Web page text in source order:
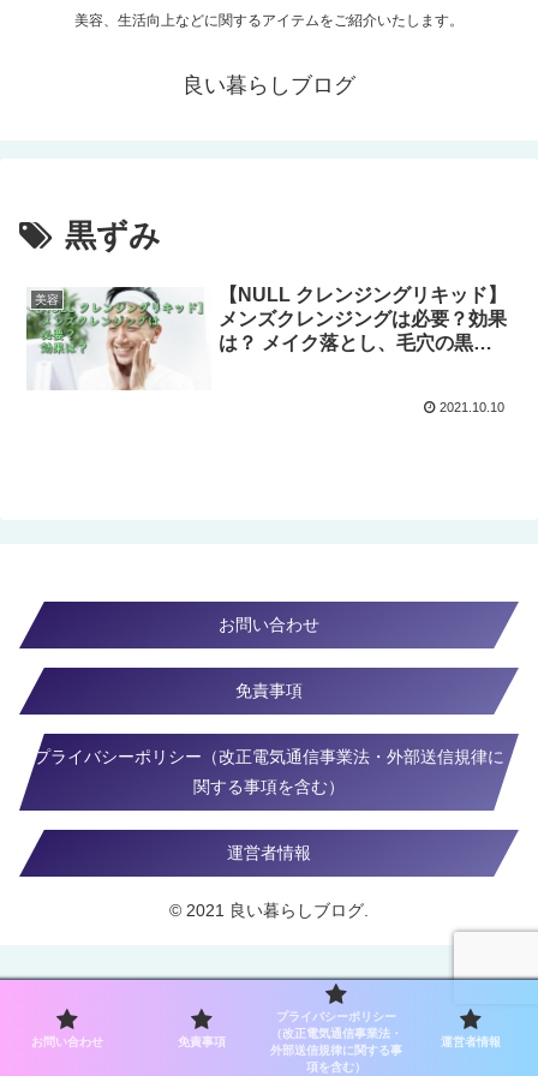
美容、生活向上などに関するアイテムをご紹介いたします。
良い暮らしブログ
黒ずみ
美容
【NULL クレンジングリキッド】
メンズクレンジングは必要？効果
は？ メイク落とし、毛穴の黒ず
2021.10.10
お問い合わせ
免責事項
プライバシーポリシー（改正電気通信事業法・外部送信規律に
関する事項を含む）
運営者情報
© 2021 良い暮らしブログ.
お問い合わせ 免責事項
プライバシーポリシー
（改正電気通信事業法・
外部送信規律に関する事
項を含む）
運営者情報